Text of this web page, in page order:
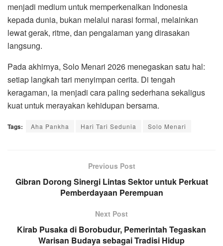
menjadi medium untuk memperkenalkan Indonesia
kepada dunia, bukan melalui narasi formal, melainkan
lewat gerak, ritme, dan pengalaman yang dirasakan
langsung.
Pada akhirnya, Solo Menari 2026 menegaskan satu hal:
setiap langkah tari menyimpan cerita. Di tengah
keragaman, ia menjadi cara paling sederhana sekaligus
kuat untuk merayakan kehidupan bersama.
Tags: Aha Pankha Hari Tari Sedunia Solo Menari
Previous Post
Gibran Dorong Sinergi Lintas Sektor untuk Perkuat
Pemberdayaan Perempuan
Next Post
Kirab Pusaka di Borobudur, Pemerintah Tegaskan
Warisan Budaya sebagai Tradisi Hidup